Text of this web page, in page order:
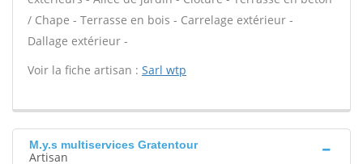
/ Chape - Terrasse en bois - Carrelage extérieur -
Dallage extérieur -
Voir la fiche artisan : Sarl wtp
M.y.s multiservices Gratentour
Artisan